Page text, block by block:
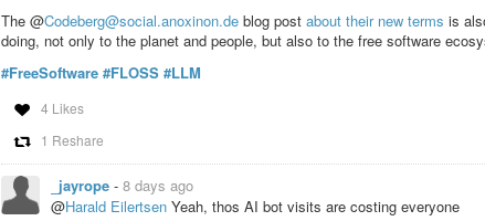
The @Codeberg@social.anoxinon.de blog post about their new terms is
doing, not only to the planet and people, but also to the free software
#FreeSoftware #FLOSS #LLM
4 Likes
1 Reshare
_jayrope - 8 days ago
@Harald Eilertsen Yeah, thos AI bot visits are costing everyone